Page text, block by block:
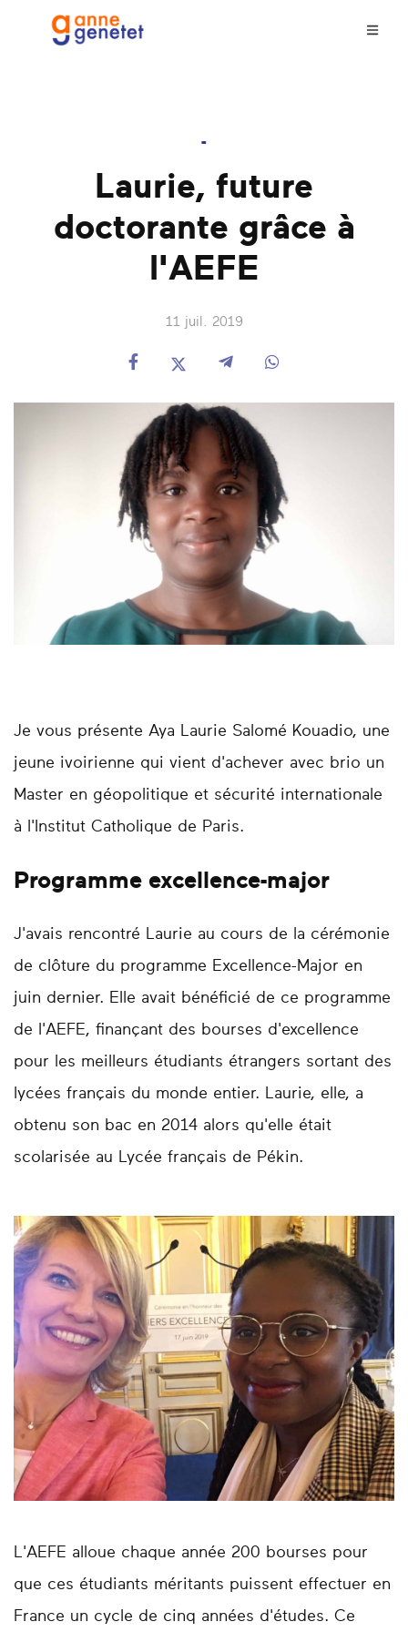
-
Laurie, future
doctorante grâce à
l'AEFE
11 juil. 2019
Je vous présente Aya Laurie Salomé Kouadio, une
jeune ivoirienne qui vient d'achever avec brio un
Master en géopolitique et sécurité internationale
à l'Institut Catholique de Paris.
Programme excellence-major
J'avais rencontré Laurie au cours de la cérémonie
de clôture du programme Excellence-Major en
juin dernier. Elle avait bénéficié de ce programme
de l'AEFE, finançant des bourses d'excellence
pour les meilleurs étudiants étrangers sortant des
lycées français du monde entier. Laurie, elle, a
obtenu son bac en 2014 alors qu'elle était
scolarisée au Lycée français de Pékin.
L'AEFE alloue chaque année 200 bourses pour
que ces étudiants méritants puissent effectuer en
France un cycle de cinq années d'études. Ce